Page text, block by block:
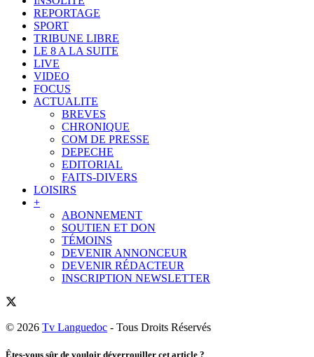
REPORTAGE
SPORT
TRIBUNE LIBRE
LE 8 A LA SUITE
LIVE
VIDEO
FOCUS
ACTUALITE
BREVES
CHRONIQUE
COM DE PRESSE
DEPECHE
EDITORIAL
FAITS-DIVERS
LOISIRS
+
ABONNEMENT
SOUTIEN ET DON
TÉMOINS
DEVENIR ANNONCEUR
DEVENIR RÉDACTEUR
INSCRIPTION NEWSLETTER
© 2026 Tv Languedoc - Tous Droits Réservés
Êtes-vous sûr de vouloir déverrouiller cet article ?